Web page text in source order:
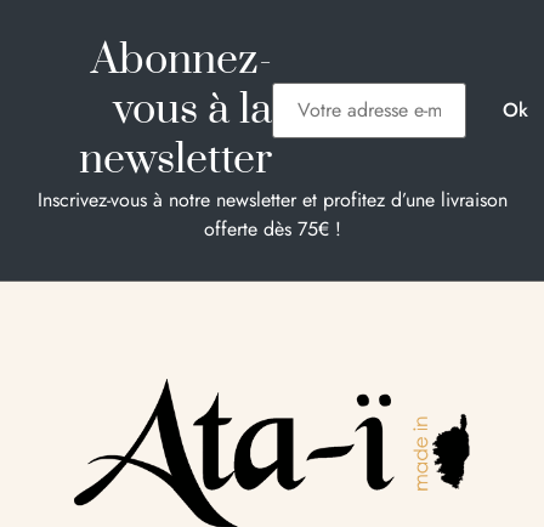
Abonnez-
vous à la
newsletter
Inscrivez-vous à notre newsletter et profitez d’une livraison
offerte dès 75€ !